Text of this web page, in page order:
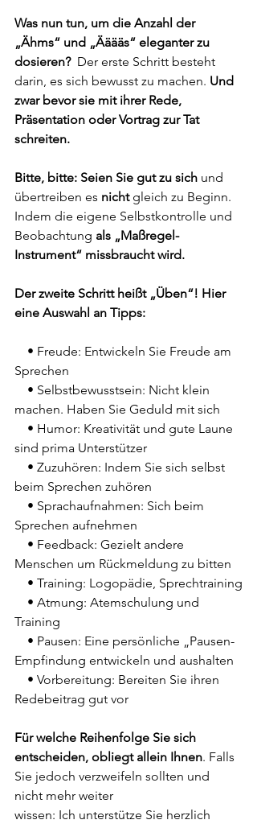
Was nun tun, um die Anzahl der
„Ähms“ und „Ääääs“ eleganter zu
dosieren?
  Der erste Schritt besteht
darin, es sich bewusst zu machen. Und
zwar bevor sie mit ihrer Rede,
Präsentation oder Vortrag zur Tat
schreiten.
Bitte, bitte: Seien Sie gut zu sich und
übertreiben es nicht gleich zu Beginn.
Indem die eigene Selbstkontrolle und
Beobachtung als „Maßregel-
Instrument“ missbraucht wird.
Der zweite Schritt heißt „Üben“! Hier
eine Auswahl an Tipps:
Sprechen
machen. Haben Sie Geduld mit sich
sind prima Unterstützer
beim Sprechen zuhören
Sprechen aufnehmen
Menschen um Rückmeldung zu bitten
    • Training: Logopädie, Sprechtraining
Training
Empfindung entwickeln und aushalten
Redebeitrag gut vor
Für welche Reihenfolge Sie sich
entscheiden, obliegt allein Ihnen. Falls
Sie jedoch verzweifeln sollten und
nicht mehr weiter
wissen: Ich unterstütze Sie herzlich